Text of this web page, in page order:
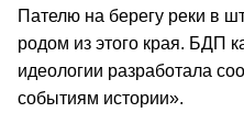
Пателю на берегу реки в
родом из этого края. БДП
идеологии разработала
событиям истории».